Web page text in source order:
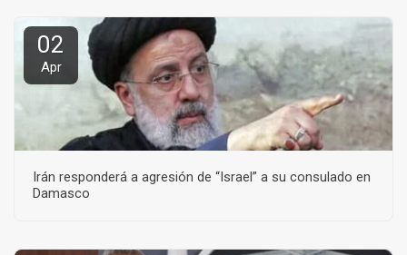
02
Apr
Irán responderá a agresión de “Israel” a su consulado en
Damasco